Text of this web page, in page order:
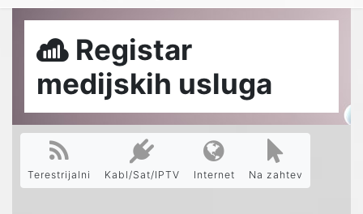
Registar
medijskih usluga
Terestrijalni Kabl/Sat/IPTV Internet Na zahtev